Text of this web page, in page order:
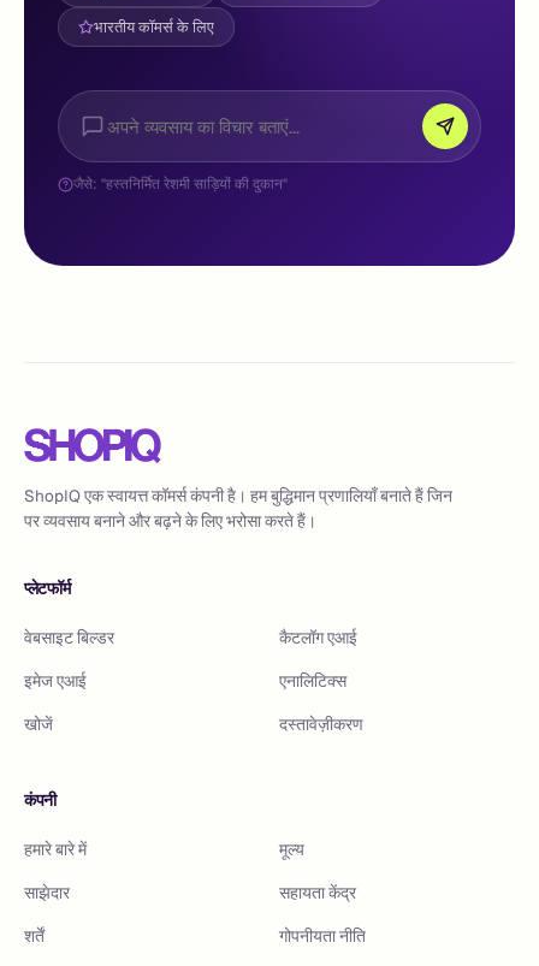
भारतीय कॉमर्स के लिए
जैसे: "हस्तनिर्मित रेशमी साड़ियों की दुकान"
ShopIQ एक स्वायत्त कॉमर्स कंपनी है। हम बुद्धिमान प्रणालियाँ बनाते हैं जिन
पर व्यवसाय बनाने और बढ़ने के लिए भरोसा करते हैं।
प्लेटफॉर्म
वेबसाइट बिल्डर
कैटलॉग एआई
इमेज एआई
एनालिटिक्स
खोजें
दस्तावेज़ीकरण
कंपनी
हमारे बारे में
मूल्य
साझेदार
सहायता केंद्र
शर्तें
गोपनीयता नीति